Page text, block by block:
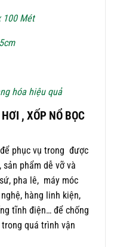
100 Mét
hóa hiệu quả
, XỐP NỔ BỌC
phục vụ trong được
phẩm dễ vỡ và
pha lê, máy móc
hàng linh kiện,
tĩnh điện… để chống
quá trình vận